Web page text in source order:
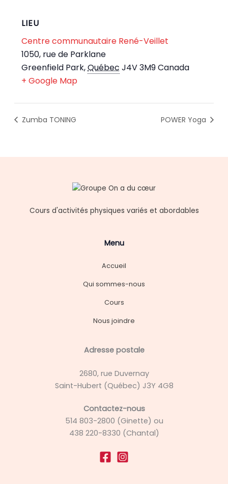
LIEU
Centre communautaire René-Veillet
1050, rue de Parklane
Greenfield Park,Québec J4V 3M9Canada
+ Google Map
Zumba TONING POWER Yoga
Cours d'activités physiques variés et abordables
Menu
Accueil
Qui sommes-nous
Cours
Nous joindre
Adresse postale
2680, rue Duvernay
Saint-Hubert (Québec) J3Y 4G8
Contactez-nous
514 803-2800 (Ginette) ou
438 220-8330 (Chantal)